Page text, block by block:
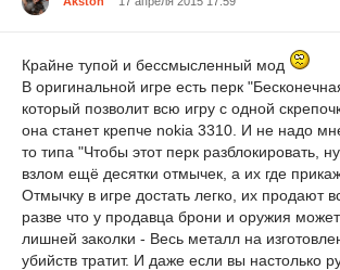
Крайне тупой и бессмысленный мод
В оригинальной игре есть перк
который позволит всю игру с одной
она станет крепче nokia 3310. И не надо
то типа "Чтобы этот перк разблокировать,
взлом ещё десятки отмычек, а их где
Отмычку в игре достать легко, их продают
разве что у продавца брони и оружия
лишней заколки - Весь металл на
убийств тратит. И даже если вы настолько